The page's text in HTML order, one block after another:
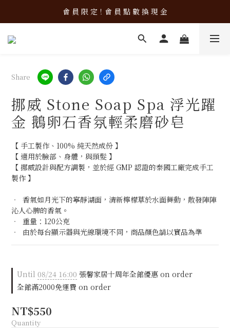
新 品 上 架！超 質 感 韓 系 餐 具 組 合 優 惠 中 ❤️
會 員 限 定！會 員 點 數 換 現 金
新 品 上 架！超 質 感 韓 系 餐 具 組 合 優 惠 中 ❤️
Share
挪威 Stone Soap Spa 浮光躍
金 鵝卵石香氛輕柔磨砂皂
【 手工製作、100% 純天然成份 】
【 適用於臉部、身體，與頭髮 】
【 挪威設計與配方調製，並於經 GMP 認證的泰國工廠完成手工
製作 】
‧  香氣如月光下的寧靜湖面，清新檸檬草於水面舞動，散發陣陣
沁人心脾的香氣。
‧  重量：120公克
‧  由於每台顯示器與光線環境不同，商品顏色請以實品為準
Until 08/24 16:00 張馨家居十周年全館優惠 on order
全館滿2000免運費 on order
NT$550
Quantity